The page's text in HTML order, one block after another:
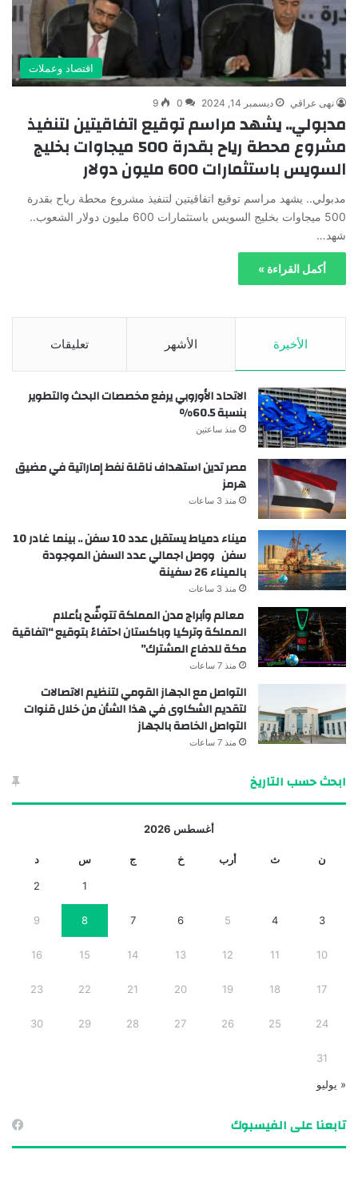
اقتصاد وعملات
نهى عراقي ديسمبر 14, 2024 0
9
مدبولي.. يشهد مراسم توقيع اتفاقيتين لتنفيذ
مشروع محطة رياح بقدرة 500 ميجاوات بخليج
السويس باستثمارات 600 مليون دولار
مدبولي.. يشهد مراسم توقيع اتفاقيتين لتنفيذ مشروع محطة رياح بقدرة
500 ميجاوات بخليج السويس باستثمارات 600 مليون دولار الشعوب..
شهد…
أكمل القراءة »
الأخيرة الأشهر تعليقات
الاتحاد الأوروبي يرفع مخصصات البحث والتطوير
بنسبة 60.5%
منذ ساعتين
مصر تدين استهداف ناقلة نفط إماراتية في مضيق
هرمز
منذ 3 ساعات
ميناء دمياط يستقبل عدد 10 سفن .. بينما غادر 10
سفن ووصل اجمالي عدد السفن الموجودة
بالميناء 26 سفينة
منذ 3 ساعات
معالم وأبراج مدن المملكة تتوشّح بأعلام
المملكة وتركيا وباكستان احتفاءً بتوقيع “اتفاقية
مكة للدفاع المشترك”
منذ 7 ساعات
التواصل مع الجهاز القومي لتنظيم الاتصالات
لتقديم الشكاوى في هذا الشأن من خلال قنوات
التواصل الخاصة بالجهاز
منذ 7 ساعات
ابحث حسب التاريخ
أغسطس 2026
ن ث أرب خ ج س د
1
2
3
4
5
6
7
8
9
10
11
12
13
14
15
16
17
18
19
20
21
22
23
24
25
26
27
28
29
30
31
« يوليو
تابعنا على الفيسبوك